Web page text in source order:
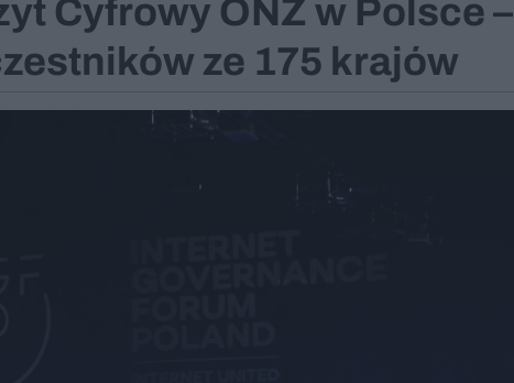
Cyfrowy ONZ w Polsce –
ze 175 krajów